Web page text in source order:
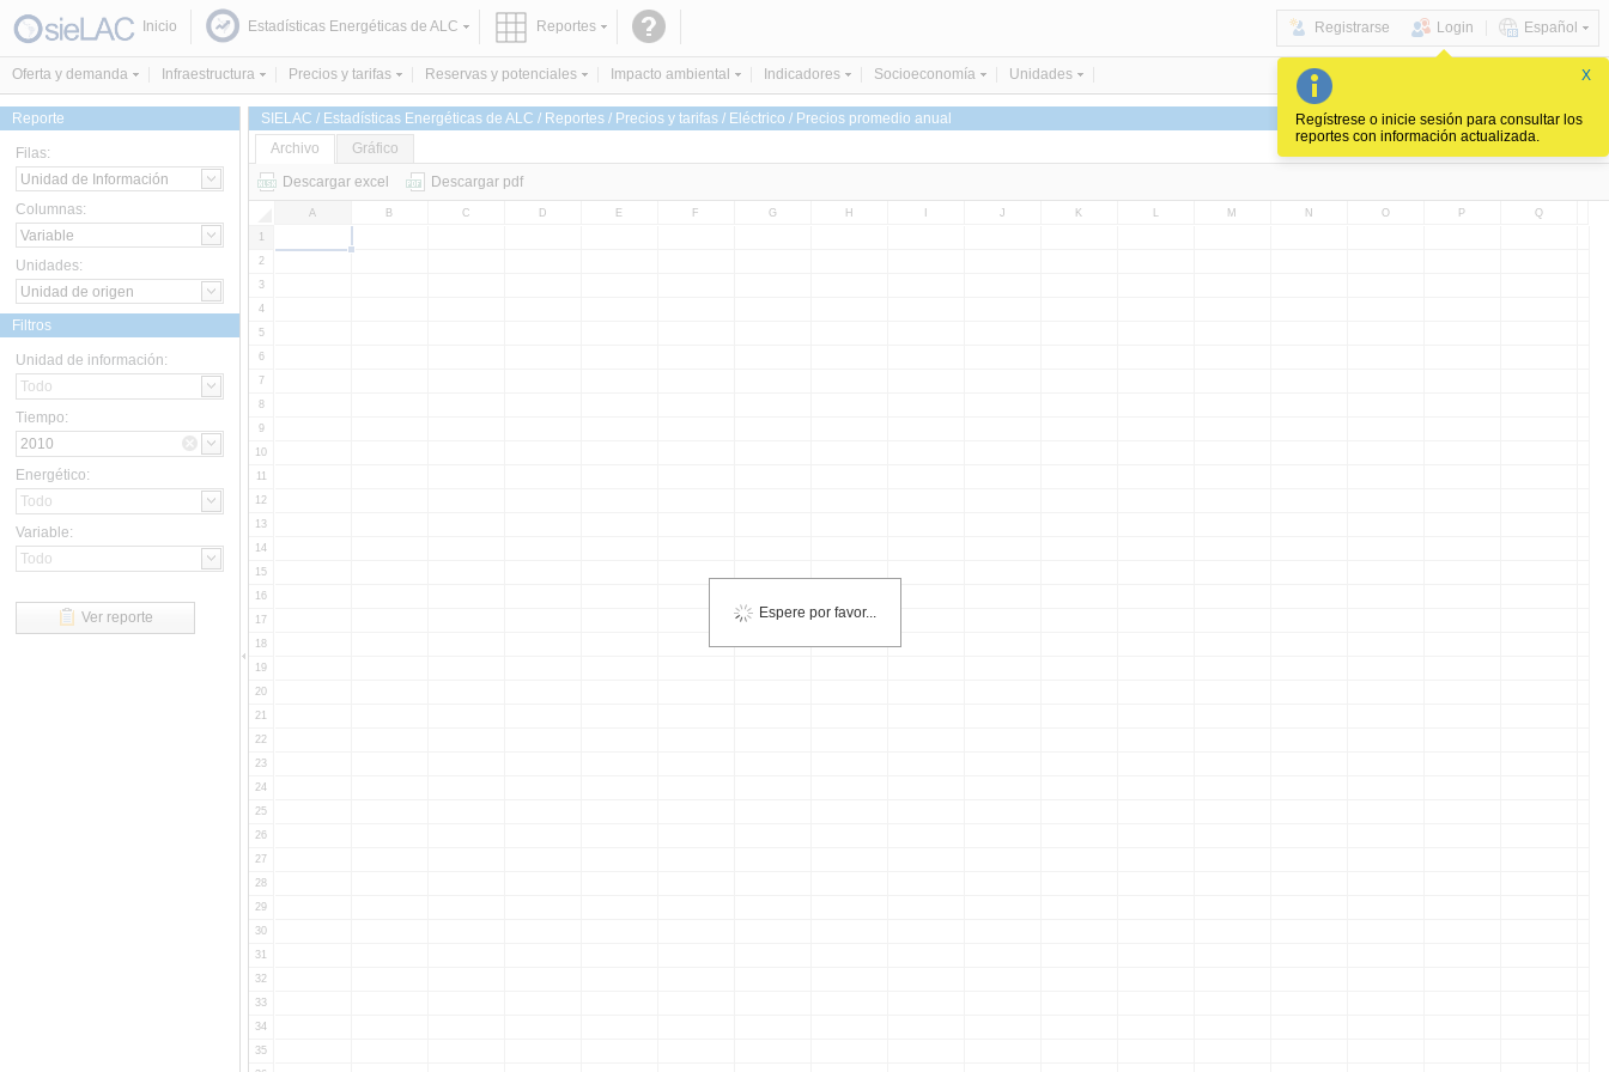
Registrarse Login Español
Inicio Estadísticas Energéticas de ALC Reportes
Oferta y demanda Infraestructura Precios y tarifas Reservas y potenciales Impacto ambiental Indicadores Socioeconomía Unidades
Reporte
Filas:
Columnas:
Unidades:
Filtros
Unidad de información:
Tiempo:
Energético:
Variable:
Ver reporte
SIELAC / Estadísticas Energéticas de ALC / Reportes / Precios y tarifas / Eléctrico / Precios promedio anual
Archivo
Gráfico
Descargar excel
Descargar pdf
A B C D E F G H J K L M N O P
Q
1
2
3
4
5
6
7
8
9
10
11
12
13
14
15
16
17
18
19
20
21
22
23
24
25
26
27
28
29
30
31
32
33
34
35
Espere por favor...
X
Regístrese o inicie sesión para consultar los
reportes con información actualizada.